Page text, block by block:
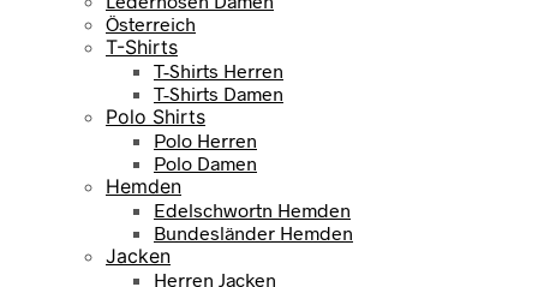
Österreich
T-Shirts
T-Shirts Herren
T-Shirts Damen
Polo Shirts
Polo Herren
Polo Damen
Hemden
Edelschwortn Hemden
Bundesländer Hemden
Jacken
Herren Jacken